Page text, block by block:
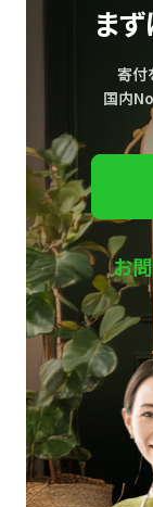
ま
寄付
国内
お